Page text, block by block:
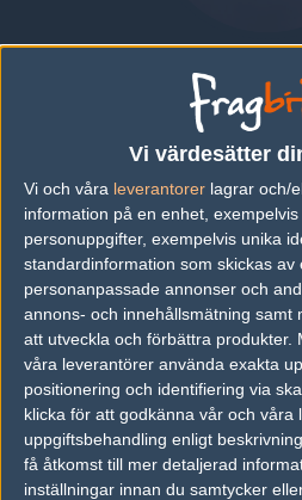
Vi värdesätter
Vi och våra leverantorer lagrar och/
information på en enhet,
personuppgifter, exempelvis unika
standardinformation som skickas av
personanpassade annonser och
annons- och innehållsmätning samt
att utveckla och förbättra produkter.
våra leverantörer använda exakta
positionering och identifiering via
klicka för att godkänna vår och våra
uppgiftsbehandling enligt
få åtkomst till mer detaljerad
inställningar innan du samtycker
Alex "Machine"
UNITED
Bio
Alex "Machine" Richardson är en
spelare från United Kingdom.
Senaste matcherna
Inga spelade matcher
Följ oss i social media